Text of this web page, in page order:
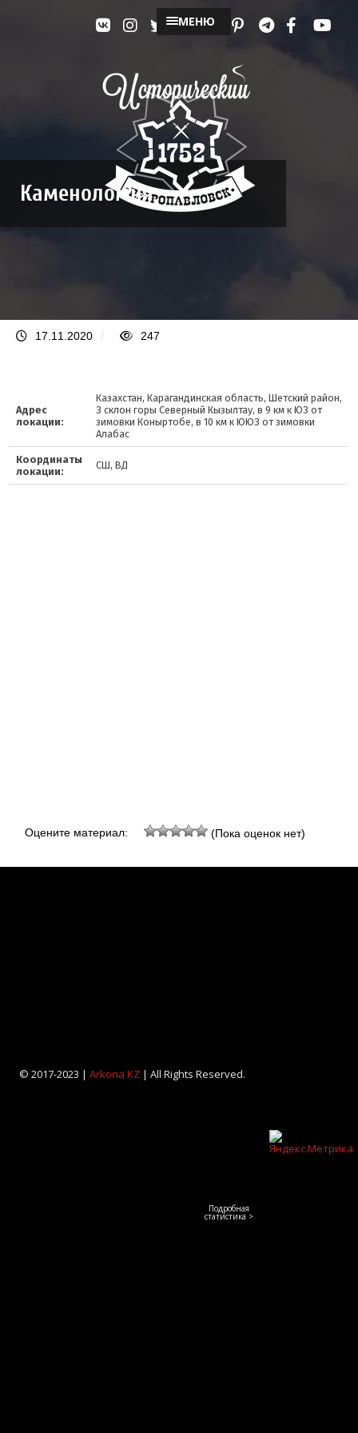
МЕНЮ
Каменоломня
17.11.2020 / 247
Адрес
локации:
Казахстан, Карагандинская область, Шетский район,
З склон горы Северный Кызылтау, в 9 км к ЮЗ от
зимовки Коныртобе, в 10 км к ЮЮЗ от зимовки
Алабас
Координаты
локации:
СШ, ВД
Оцените материал: (Пока оценок нет)
© 2017-2023 | Arkona KZ| All Rights Reserved.
Подробная
статистика >